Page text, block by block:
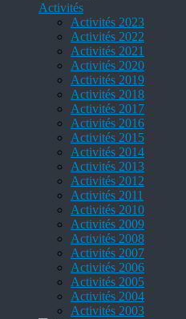
Activités
Activités 2023
Activités 2022
Activités 2021
Activités 2020
Activités 2019
Activités 2018
Activités 2017
Activités 2016
Activités 2015
Activités 2014
Activités 2013
Activités 2012
Activités 2011
Activités 2010
Activités 2009
Activités 2008
Activités 2007
Activités 2006
Activités 2005
Activités 2004
Activités 2003